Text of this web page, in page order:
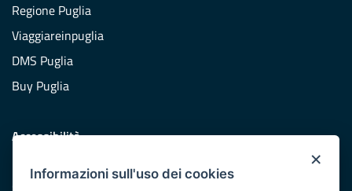
×
Informazioni sull'uso dei cookies
Regione Puglia
Viaggiareinpuglia
DMS Puglia
Buy Puglia
Accessibilità